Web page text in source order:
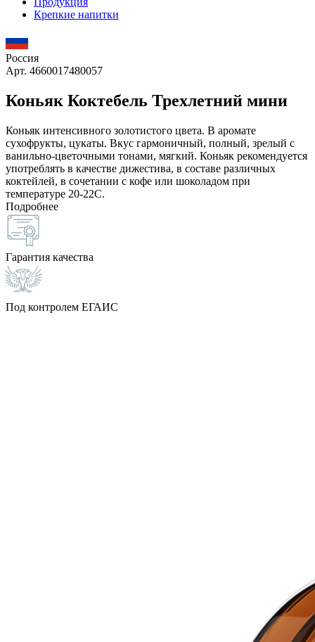
Крепкие напитки
Россия
Арт. 4660017480057
Коньяк Коктебель Трехлетний мини
Коньяк интенсивного золотистого цвета. В аромате
сухофрукты, цукаты. Вкус гармоничный, полный, зрелый с
ванильно-цветочными тонами, мягкий. Коньяк рекомендуется
употреблять в качестве дижестива, в составе различных
коктейлей, в сочетании с кофе или шоколадом при
температуре 20-22С.
Подробнее
Гарантия качества
Под контролем ЕГАИС